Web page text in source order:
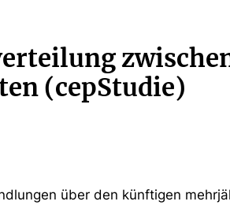
(cepStudie)
über den künftigen